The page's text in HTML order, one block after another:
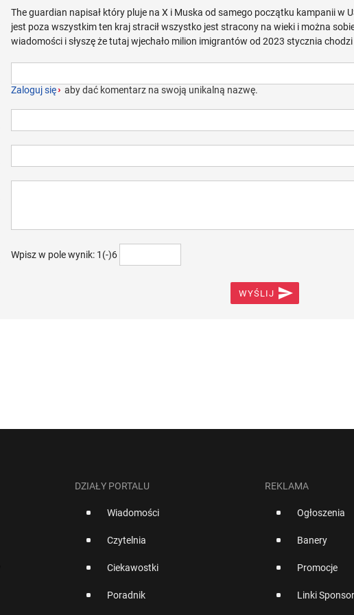
The guardian napisał który pluje na X i Muska od samego początku kampanii w
jest poza wszystkim ten kraj stracił wszystko jest stracony na wieki i można
wiadomości i słyszę że tutaj wjechało milion imigrantów od 2023 stycznia
Zaloguj się› aby dać komentarz na swoją unikalną nazwę.
Wpisz w pole wynik: 1(-)6
WYŚLIJ 
DZIAŁY PORTALU
Wiadomości
Czytelnia
Ciekawostki
Poradnik
REKLAMA
Ogłoszenia
Banery
Promocje
Linki